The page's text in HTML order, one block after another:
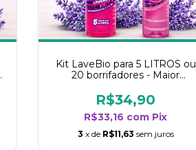
Kit LaveBio para 5 LITROS ou
20 borrifadores - Maior
Lavanda
R$34,90
R$33,16 com Pix
3 x de R$11,63 sem juros